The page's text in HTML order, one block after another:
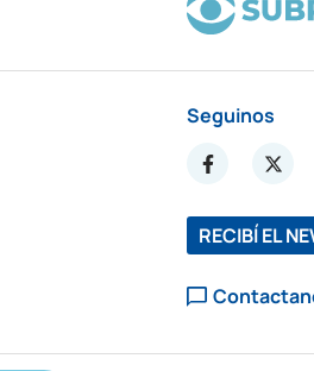
Seguinos
RECIBÍ EL